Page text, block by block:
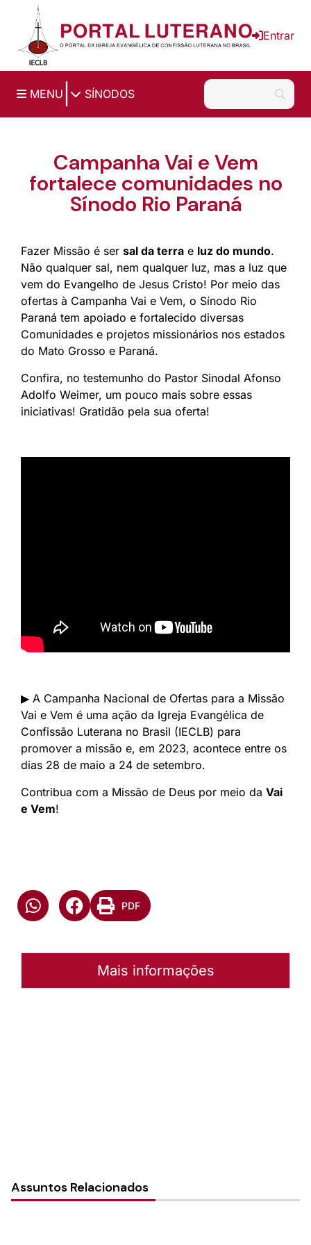
Ir para o conteúdo principal
Entrar
MENU SÍNODOS
Campanha Vai e Vem
fortalece comunidades no
Sínodo Rio Paraná
Fazer Missão é ser sal da terra e luz do mundo.
Não qualquer sal, nem qualquer luz, mas a luz que
vem do Evangelho de Jesus Cristo! Por meio das
ofertas à Campanha Vai e Vem, o Sínodo Rio
Paraná tem apoiado e fortalecido diversas
Comunidades e projetos missionários nos estados
do Mato Grosso e Paraná.
Confira, no testemunho do Pastor Sinodal Afonso
Adolfo Weimer, um pouco mais sobre essas
iniciativas! Gratidão pela sua oferta!
▶ A Campanha Nacional de Ofertas para a Missão
Vai e Vem é uma ação da Igreja Evangélica de
Confissão Luterana no Brasil (IECLB) para
promover a missão e, em 2023, acontece entre os
dias 28 de maio a 24 de setembro.
Contribua com a Missão de Deus por meio da Vai
e Vem!
PDF
Mais informações
Assuntos Relacionados